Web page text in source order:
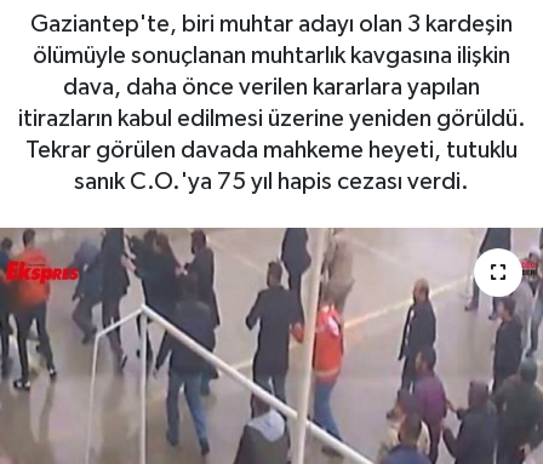
Gaziantep'te, biri muhtar adayı olan 3 kardeşin
ölümüyle sonuçlanan muhtarlık kavgasına ilişkin
dava, daha önce verilen kararlara yapılan
itirazların kabul edilmesi üzerine yeniden görüldü.
Tekrar görülen davada mahkeme heyeti, tutuklu
sanık C.O.'ya 75 yıl hapis cezası verdi.
Gündem
Haberler
Kültür Sanat
Magazin
Müzik
Piyasa
Resmi İlanlar
Son Dakika Haberleri
Haber Arşivi